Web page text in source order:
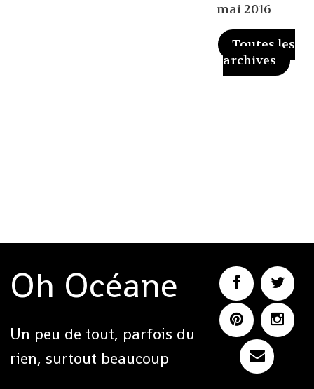
mai 2016
Toutes les
archives
Oh Océane
Un peu de tout, parfois du
rien, surtout beaucoup